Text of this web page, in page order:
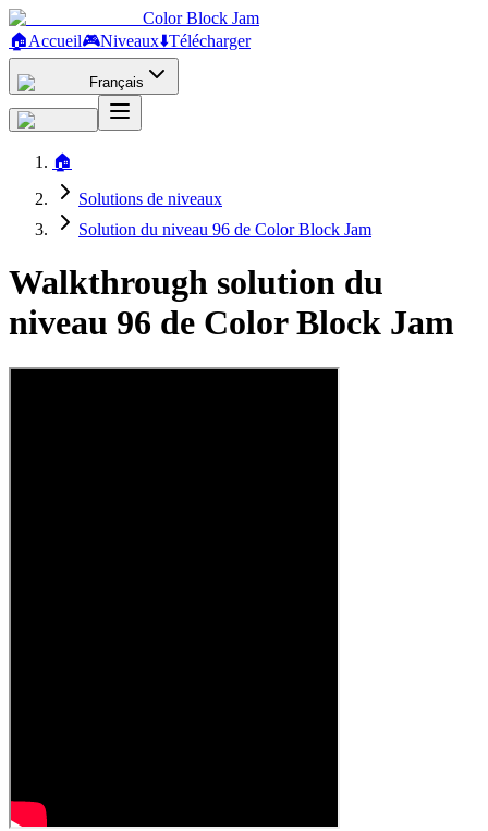
Color Block Jam
🏠Accueil🎮Niveaux⬇️Télécharger
Français
🏠
Solutions de niveaux
Solution du niveau 96 de Color Block Jam
Walkthrough solution du
niveau 96 de Color Block Jam